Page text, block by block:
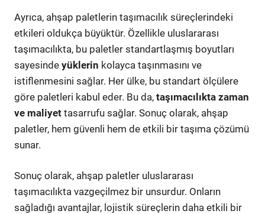
Ayrıca, ahşap paletlerin taşımacılık süreçlerindeki
etkileri oldukça büyüktür. Özellikle uluslararası
taşımacılıkta, bu paletler standartlaşmış boyutları
sayesinde yüklerin kolayca taşınmasını ve
istiflenmesini sağlar. Her ülke, bu standart ölçülere
göre paletleri kabul eder. Bu da, taşımacılıkta zaman
ve maliyet tasarrufu sağlar. Sonuç olarak, ahşap
paletler, hem güvenli hem de etkili bir taşıma çözümü
sunar.
Sonuç olarak, ahşap paletler uluslararası
taşımacılıkta vazgeçilmez bir unsurdur. Onların
sağladığı avantajlar, lojistik süreçlerin daha etkili bir